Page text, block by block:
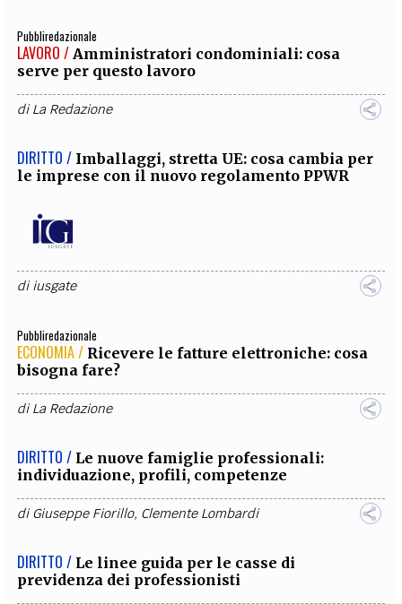
Pubbliredazionale
LAVORO / Amministratori condominiali: cosa
serve per questo lavoro
diLa Redazione
DIRITTO / Imballaggi, stretta UE: cosa cambia per
le imprese con il nuovo regolamento PPWR
diiusgate
Pubbliredazionale
ECONOMIA / Ricevere le fatture elettroniche: cosa
bisogna fare?
diLa Redazione
DIRITTO / Le nuove famiglie professionali:
individuazione, profili, competenze
diGiuseppe Fiorillo, Clemente Lombardi
DIRITTO / Le linee guida per le casse di
previdenza dei professionisti